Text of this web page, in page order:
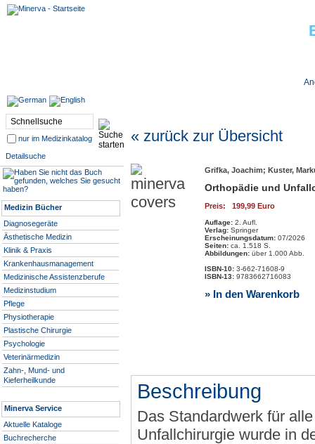
nur im Medizinkatalog
Detailsuche
Medizin Bücher
Diagnosegeräte
Ästhetische Medizin
Klinik & Praxis
Krankenhausmanagement
Medizinische Assistenzberufe
Medizinstudium
Pflege
Physiotherapie
Plastische Chirurgie
Psychologie
Veterinärmedizin
Zahn-, Mund- und
Kieferheilkunde
Minerva Service
Aktuelle Kataloge
Buchrecherche
« zurück zur Übersicht
Grifka, Joachim; Kuster,
Orthopädie und
Preis: 199,99 Euro
Auflage: 2. Aufl.
Verlag: Springer
Erscheinungsdatum: 07/2026
Seiten: ca. 1.518 S.
Abbildungen: über 1.000 Abb.
ISBN-10: 3-662-71608-9
ISBN-13: 9783662716083
» In den Warenkorb
Beschreibung
Das Standardwerk für
Unfallchirurgie wurde in